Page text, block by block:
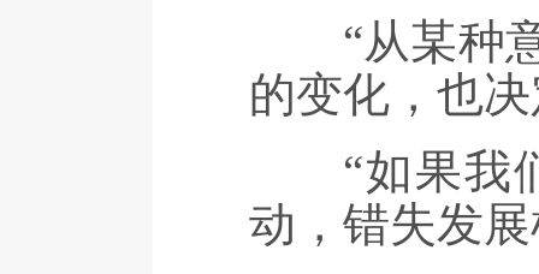
“从某种意
的变化，也
“如果我们
动，错失发